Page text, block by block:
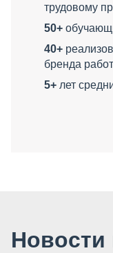
трудовому
50+
40+
бренда
5+ лет
Новости